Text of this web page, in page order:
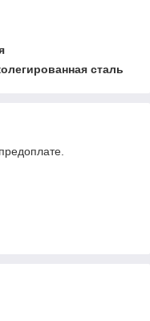
сталь